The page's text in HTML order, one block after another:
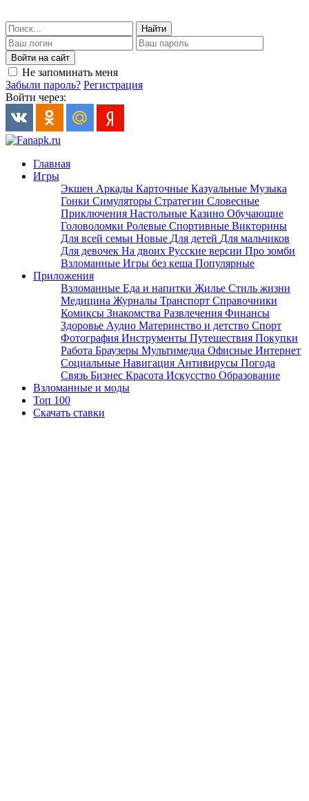
Найти
Войти на сайт
Не запоминать меня
Забыли пароль? Регистрация
Войти через:
Главная
Игры
Экшен Аркады Карточные Казуальные Музыка
Гонки Симуляторы Стратегии Словесные
Приключения Настольные Казино Обучающие
Головоломки Ролевые Спортивные Викторины
Для всей семьи Новые Для детей Для мальчиков
Для девочек На двоих Русские версии Про зомби
Взломанные Игры без кеша Популярные
Приложения
Взломанные Еда и напитки Жилье Стиль жизни
Медицина Журналы Транспорт Справочники
Комиксы Знакомства Развлечения Финансы
Здоровье Аудио Материнство и детство Спорт
Фотография Инструменты Путешествия Покупки
Работа Браузеры Мультимедиа Офисные Интернет
Социальные Навигация Антивирусы Погода
Связь Бизнес Красота Искусство Образование
Взломанные и моды
Топ 100
Скачать ставки